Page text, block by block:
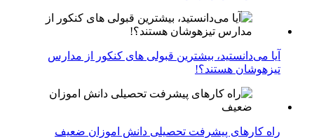
آیا می‌دانستید، بیشترین قبولی های کنکور از مدارس
تیزهوشان هستند؟!
راه کارهای پیشرفت تحصیلی دانش اموزان ضعیف